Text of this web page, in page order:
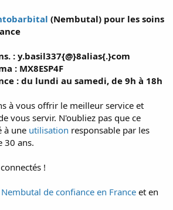
(Nembutal) pour les soins
: y.basil337{@}8alias{.}com
: MX8ESP4F
: du lundi au samedi, de 9h à 18h
à vous offrir le meilleur service et
vous servir. N'oubliez pas que ce
à une utilisation responsable par les
30 ans.
!
Nembutal de confiance en France et en